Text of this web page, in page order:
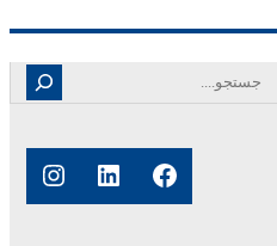
Search
فیس‌بوکلینکداین